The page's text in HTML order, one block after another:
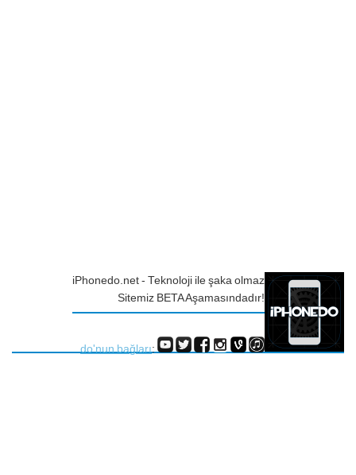
iPhonedo.net - Teknoloji ile şaka olmaz
Sitemiz BETA Aşamasındadır!
do'nun bağları: